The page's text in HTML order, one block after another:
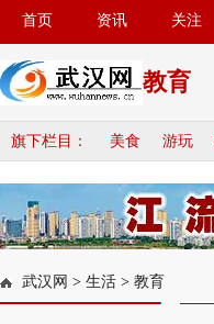
首页 资讯 关注
教育
旗下栏目： 美食 游玩
武汉网 > 生活 > 教育